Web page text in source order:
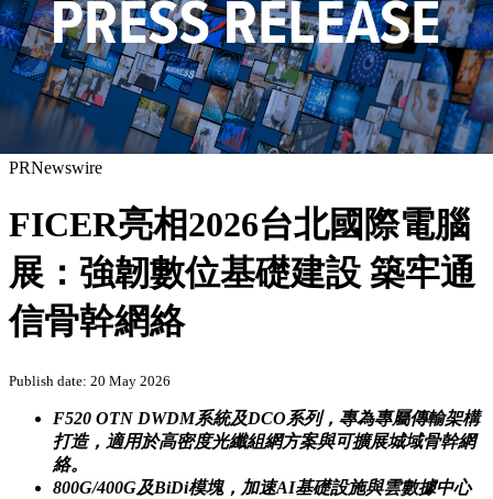
PRNewswire
FICER亮相2026台北國際電腦
展：強韌數位基礎建設 築牢通
信骨幹網絡
Publish date: 20 May 2026
F520 OTN DWDM系統及DCO系列，專為專屬傳輸架構
打造， 適用於高密度光纖組網方案與可擴展城域骨幹網
絡。
800G/400G及BiDi模塊，加速AI基礎設施與雲數據中心